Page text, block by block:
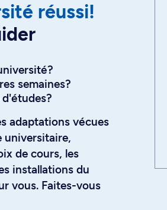
réussi!
semaines?
adaptations vécues
universitaire,
de cours, les
installations du
vous. Faites-vous